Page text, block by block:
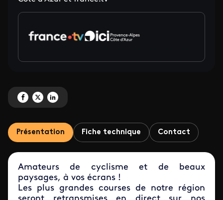
Partagez 'La Classic Var et le Tour des Alpes-Maritimes' sur Facebook
Partagez 'La Classic Var et le Tour des Alpes-Maritimes' sur X
Partagez 'La Classic Var et le Tour des Alpes-Maritimes' sur
Présentation Fiche technique Contact
Amateurs de cyclisme et de beaux
paysages, à vos écrans !
Les plus grandes courses de notre région